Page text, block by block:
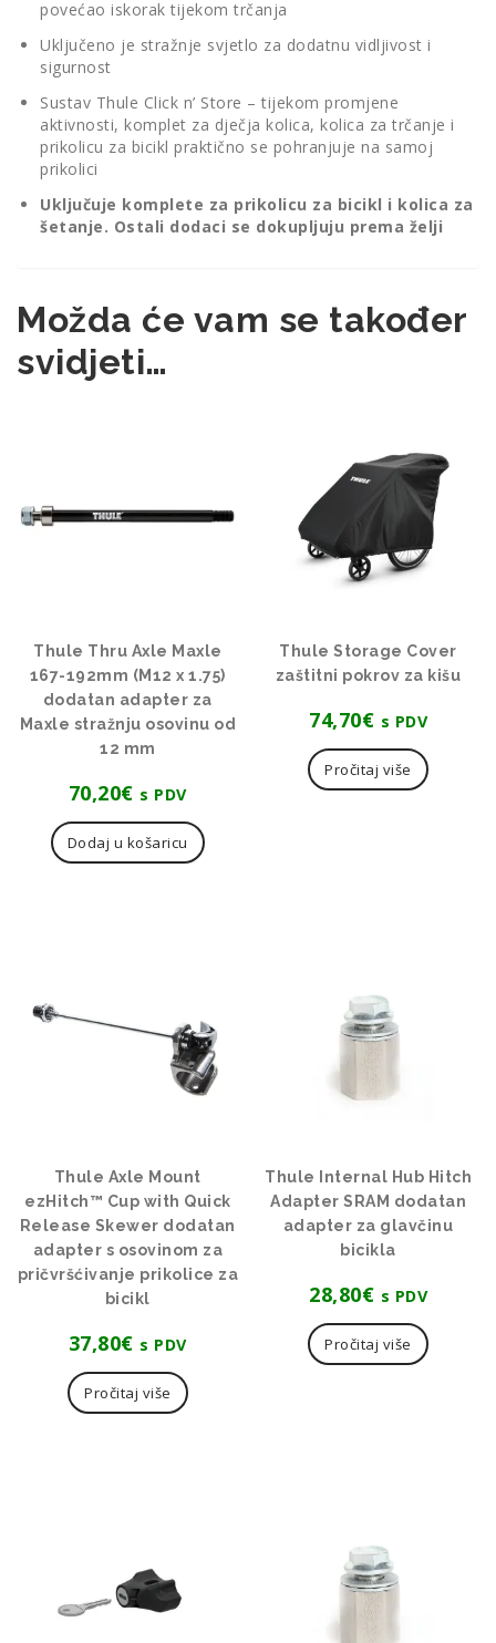
povećao iskorak tijekom trčanja
Uključeno je stražnje svjetlo za dodatnu vidljivost i
sigurnost
Sustav Thule Click n’ Store – tijekom promjene
aktivnosti, komplet za dječja kolica, kolica za trčanje i
prikolicu za bicikl praktično se pohranjuje na samoj
prikolici
Uključuje komplete za prikolicu za bicikl i kolica za
šetanje. Ostali dodaci se dokupljuju prema želji
Možda će vam se također
svidjeti…
Thule Thru Axle Maxle
167-192mm (M12 x 1.75)
dodatan adapter za
Maxle stražnju osovinu od
12 mm
70,20€ s PDV
Dodaj u košaricu
Thule Storage Cover
zaštitni pokrov za kišu
74,70€ s PDV
Pročitaj više
Thule Axle Mount
ezHitch™ Cup with Quick
Release Skewer dodatan
adapter s osovinom za
pričvršćivanje prikolice za
bicikl
37,80€ s PDV
Pročitaj više
Thule Internal Hub Hitch
Adapter SRAM dodatan
adapter za glavčinu
bicikla
28,80€ s PDV
Pročitaj više